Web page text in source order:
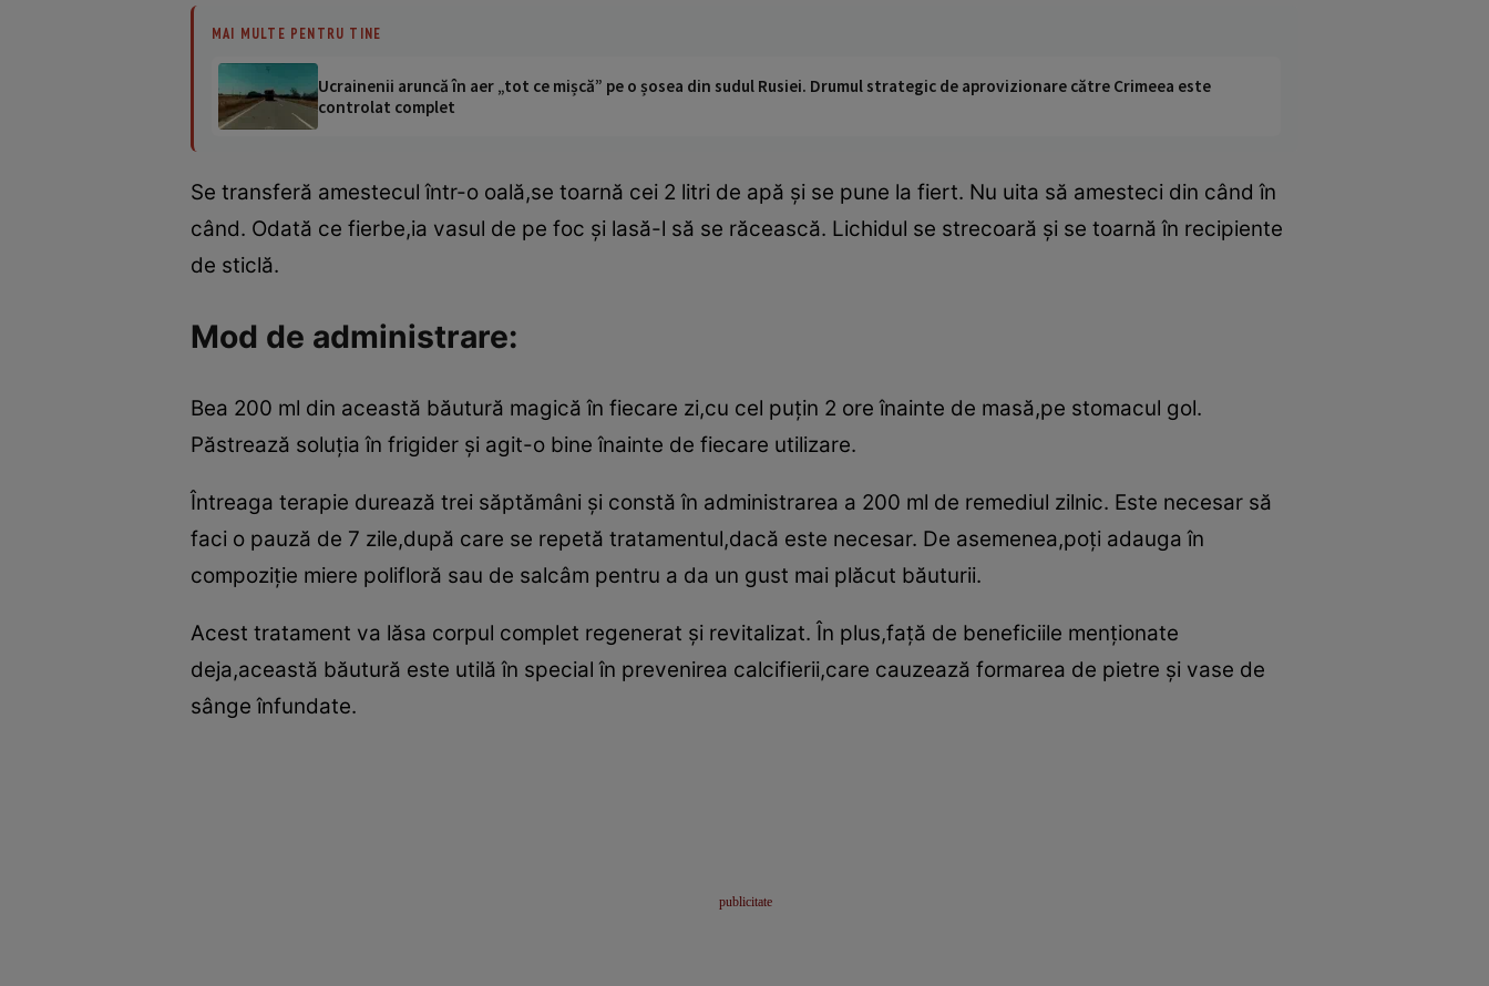
MAI MULTE PENTRU TINE
Ucrainenii aruncă în aer „tot ce mișcă” pe o șosea din sudul Rusiei. Drumul strategic de aprovizionare către Crimeea este
controlat complet
Se transferă amestecul într-o oală,se toarnă cei 2 litri de apă şi se pune la fiert. Nu uita să amesteci din când în
când. Odată ce fierbe,ia vasul de pe foc şi lasă-l să se răcească. Lichidul se strecoară şi se toarnă în recipiente
de sticlă.
Mod de administrare:
Bea 200 ml din această băutură magică în fiecare zi,cu cel puţin 2 ore înainte de masă,pe stomacul gol.
Păstrează soluţia în frigider şi agit-o bine înainte de fiecare utilizare.
Întreaga terapie durează trei săptămâni şi constă în administrarea a 200 ml de remediul zilnic. Este necesar să
faci o pauză de 7 zile,după care se repetă tratamentul,dacă este necesar. De asemenea,poţi adauga în
compoziţie miere polifloră sau de salcâm pentru a da un gust mai plăcut băuturii.
Acest tratament va lăsa corpul complet regenerat şi revitalizat. În plus,faţă de beneficiile menţionate
deja,această băutură este utilă în special în prevenirea calcifierii,care cauzează formarea de pietre şi vase de
sânge înfundate.